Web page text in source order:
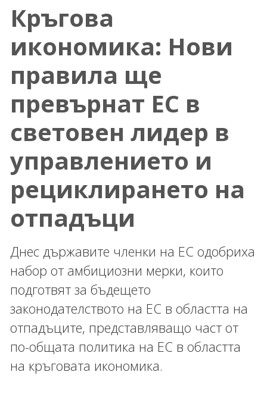
Кръгова
икономика: Нови
правила ще
превърнат ЕС в
световен лидер в
управлението и
рециклирането на
отпадъци
Днес държавите членки на ЕС одобриха
набор от амбициозни мерки, които
подготвят за бъдещето
законодателството на ЕС в областта на
отпадъците, представляващо част от
по-общата политика на ЕС в областта
на кръговата икономика.